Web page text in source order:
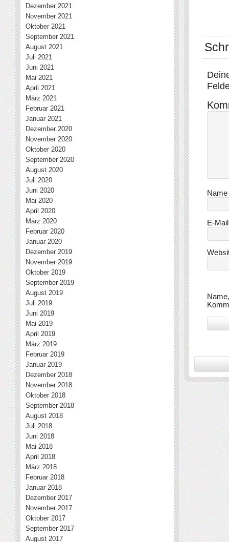
Name
E-
Dezember 2021
November 2021
Oktober 2021
September 2021
August 2021
Juli 2021
Juni 2021
Mai 2021
April 2021
März 2021
Februar 2021
Januar 2021
Dezember 2020
November 2020
Oktober 2020
September 2020
August 2020
Juli 2020
Juni 2020
Mai 2020
April 2020
März 2020
Februar 2020
Januar 2020
Dezember 2019
November 2019
Oktober 2019
September 2019
August 2019
Juli 2019
Juni 2019
Mai 2019
April 2019
März 2019
Februar 2019
Januar 2019
Dezember 2018
November 2018
Oktober 2018
September 2018
August 2018
Juli 2018
Juni 2018
Mai 2018
April 2018
März 2018
Februar 2018
Januar 2018
Dezember 2017
November 2017
Oktober 2017
September 2017
August 2017